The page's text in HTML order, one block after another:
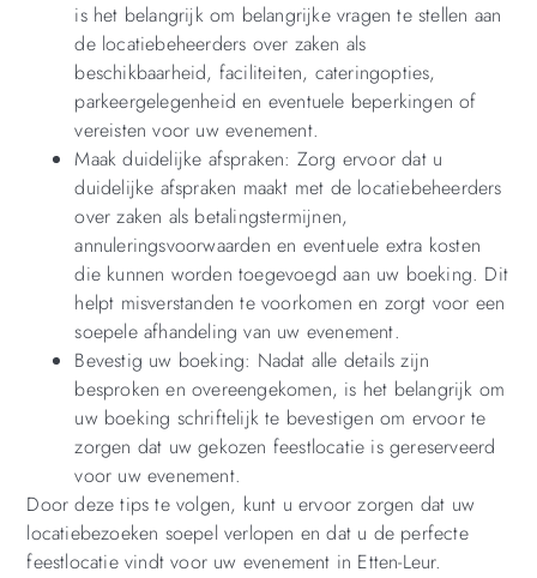
is het belangrijk om belangrijke vragen te stellen aan
de locatiebeheerders over zaken als
beschikbaarheid, faciliteiten, cateringopties,
parkeergelegenheid en eventuele beperkingen of
vereisten voor uw evenement.
Maak duidelijke afspraken: Zorg ervoor dat u
duidelijke afspraken maakt met de locatiebeheerders
over zaken als betalingstermijnen,
annuleringsvoorwaarden en eventuele extra kosten
die kunnen worden toegevoegd aan uw boeking. Dit
helpt misverstanden te voorkomen en zorgt voor een
soepele afhandeling van uw evenement.
Bevestig uw boeking: Nadat alle details zijn
besproken en overeengekomen, is het belangrijk om
uw boeking schriftelijk te bevestigen om ervoor te
zorgen dat uw gekozen feestlocatie is gereserveerd
voor uw evenement.
Door deze tips te volgen, kunt u ervoor zorgen dat uw
locatiebezoeken soepel verlopen en dat u de perfecte
feestlocatie vindt voor uw evenement in Etten-Leur.